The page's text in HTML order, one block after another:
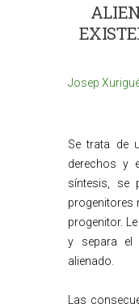
Josep
Se trata de
derechos y
síntesis, se
progenitores
progenitor.
y separa el
alienado.
Las